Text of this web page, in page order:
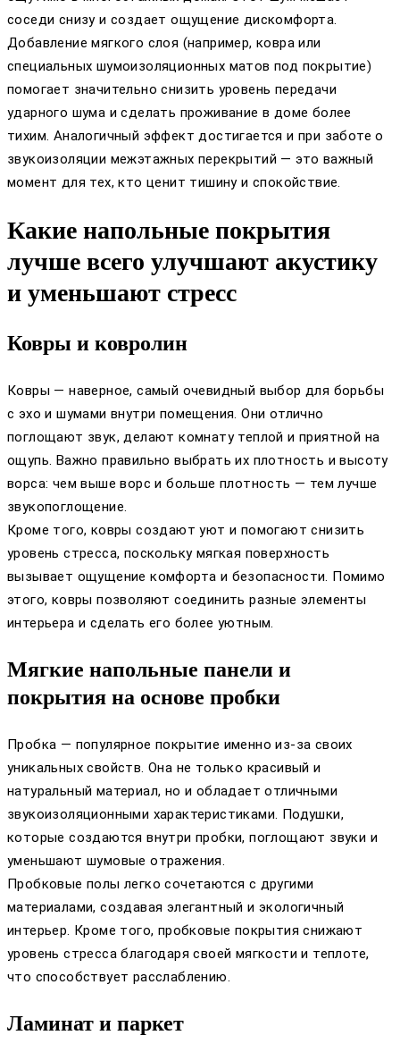
соседи снизу и создает ощущение дискомфорта.
Добавление мягкого слоя (например, ковра или
специальных шумоизоляционных матов под покрытие)
помогает значительно снизить уровень передачи
ударного шума и сделать проживание в доме более
тихим. Аналогичный эффект достигается и при заботе о
звукоизоляции межэтажных перекрытий — это важный
момент для тех, кто ценит тишину и спокойствие.
Какие напольные покрытия
лучше всего улучшают акустику
и уменьшают стресс
Ковры и ковролин
Ковры — наверное, самый очевидный выбор для борьбы
с эхо и шумами внутри помещения. Они отлично
поглощают звук, делают комнату теплой и приятной на
ощупь. Важно правильно выбрать их плотность и высоту
ворса: чем выше ворс и больше плотность — тем лучше
звукопоглощение.
Кроме того, ковры создают уют и помогают снизить
уровень стресса, поскольку мягкая поверхность
вызывает ощущение комфорта и безопасности. Помимо
этого, ковры позволяют соединить разные элементы
интерьера и сделать его более уютным.
Мягкие напольные панели и
покрытия на основе пробки
Пробка — популярное покрытие именно из-за своих
уникальных свойств. Она не только красивый и
натуральный материал, но и обладает отличными
звукоизоляционными характеристиками. Подушки,
которые создаются внутри пробки, поглощают звуки и
уменьшают шумовые отражения.
Пробковые полы легко сочетаются с другими
материалами, создавая элегантный и экологичный
интерьер. Кроме того, пробковые покрытия снижают
уровень стресса благодаря своей мягкости и теплоте,
что способствует расслаблению.
Ламинат и паркет